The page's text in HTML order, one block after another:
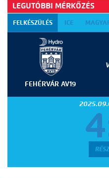
LEGUTÓBBI MÉRKŐZÉS
FELKÉSZÜLÉS ICE
FEHÉRVÁR AV19